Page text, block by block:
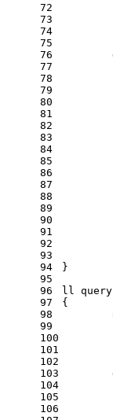
72
73
74
75
76
77
78
79
80
81
82
83
84
85
86
87
88
89
90
91
92
93
94
95
96
97
98
99
100
101
102
103
104
105
106
}
ll query
{